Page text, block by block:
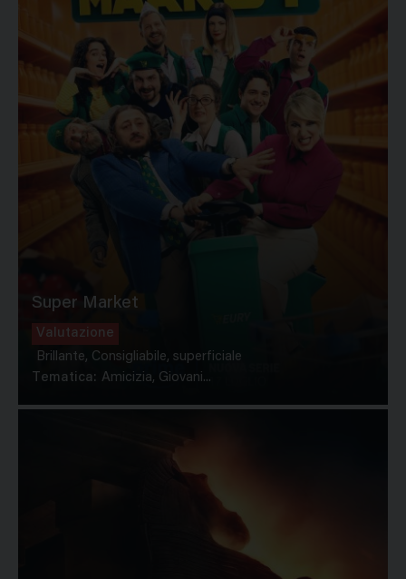
Super Market
Valutazione
Brillante, Consigliabile, superficiale
Tematica: Amicizia, Giovani...